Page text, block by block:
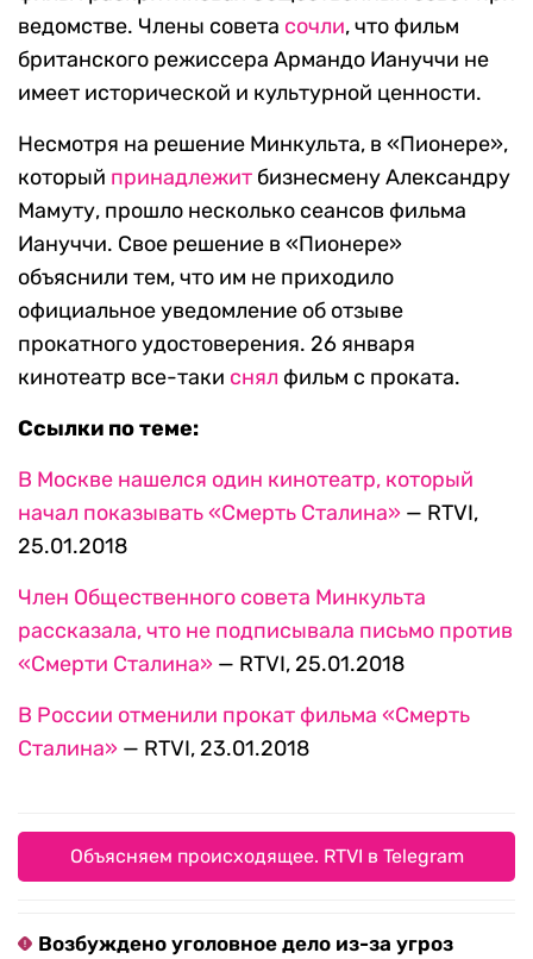
ведомстве. Члены совета сочли, что фильм
британского режиссера Армандо Иануччи не
имеет исторической и культурной ценности.
Несмотря на решение Минкульта, в «Пионере»,
который принадлежит бизнесмену Александру
Мамуту, прошло несколько сеансов фильма
Иануччи. Свое решение в «Пионере»
объяснили тем, что им не приходило
официальное уведомление об отзыве
прокатного удостоверения. 26 января
кинотеатр все-таки снял фильм с проката.
Ссылки по теме:
В Москве нашелся один кинотеатр, который
начал показывать «Смерть Сталина» — RTVI,
25.01.2018
Член Общественного совета Минкульта
рассказала, что не подписывала письмо против
«Смерти Сталина» — RTVI, 25.01.2018
В России отменили прокат фильма «Смерть
Сталина» — RTVI, 23.01.2018
Объясняем происходящее. RTVI в Telegram
Возбуждено уголовное дело из-за угроз